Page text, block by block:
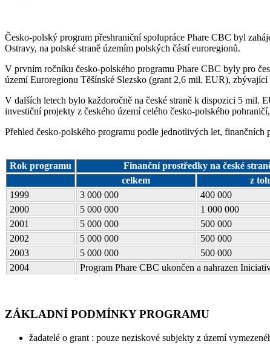
Česko-polský program přeshraniční spolupráce Phare CBC byl
Ostravy, na polské straně územím polských částí euroregionů.
V prvním ročníku česko-polského programu Phare CBC byly pro
území Euroregionu Těšínské Slezsko (grant 2,6 mil. EUR),
V dalších letech bylo každoročně na české straně k dispozici 5 mil.
investiční projekty z českého území celého česko-polského
Přehled česko-polského programu podle jednotlivých let,
Rok programu
Finanční prostředky na české
celkem
z
1999
3 000 000
400 000
2000
5 000 000
1 000 000
2001
5 000 000
500 000
2002
5 000 000
500 000
2003
5 000 000
500 000
2004
Program Phare CBC ukončen a nahrazen
ZÁKLADNÍ PODMÍNKY PROGRAMU
žadatelé o grant : pouze neziskové subjekty z území